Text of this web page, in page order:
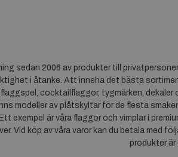
sedan 2006 av produkter till
i åtanke. Att inneha det bästa
cocktailflaggor, tygmärken,
modeller av plåtskyltar för de flesta
exempel är våra flaggor och vimplar i
Vid köp av våra varor kan du betala med
produkter är